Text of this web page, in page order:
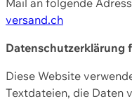
versand.ch
Datenschutzerklärung
Diese Website
Textdateien, die Daten